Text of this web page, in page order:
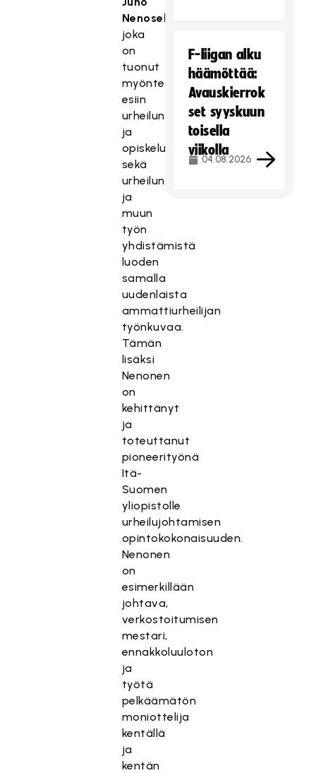
Nenoselle
joka
on
tuonut
myönteisesti
esiin
urheilun
ja
opiskelun
sekä
urheilun
ja
muun
työn
yhdistämistä
luoden
samalla
uudenlaista
ammattiurheilijan
työnkuvaa.
Tämän
lisäksi
Nenonen
on
kehittänyt
ja
toteuttanut
pioneerityönä
Itä-
Suomen
yliopistolle
urheilujohtamisen
opintokokonaisuuden.
Nenonen
on
esimerkillään
johtava,
verkostoitumisen
mestari,
ennakkoluuloton
ja
työtä
pelkäämätön
moniottelija
kentällä
ja
kentän
F-liigan alku
häämöttää:
Avauskierrok
set syyskuun
toisella
viikolla
04.08.2026